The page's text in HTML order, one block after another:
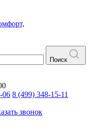
Поиск
06 8 (499) 348-15-11
звонок